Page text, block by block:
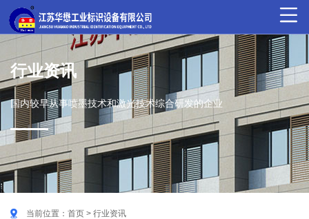

行业资讯
国内较早从事喷墨技术和激光技术综合研发的企业
 当前位置： 首页 > 行业资讯